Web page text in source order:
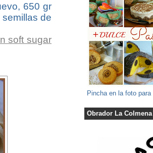
650 gr
de
soft sugar
Pincha en la foto
Obrador La Colmena